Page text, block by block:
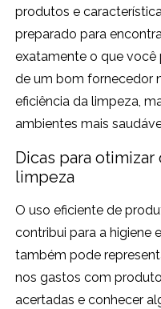
produtos e
preparado para
exatamente o que você
de um bom fornecedor
eficiência da limpeza,
ambientes mais
Dicas para
limpeza
O uso eficiente de
contribui para a higiene
também pode
nos gastos com
acertadas e conhecer